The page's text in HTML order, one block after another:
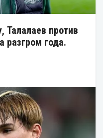
Талалаев против
разгром года.